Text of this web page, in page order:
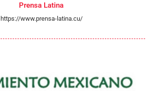
Prensa Latina
https://www.prensa-latina.cu/